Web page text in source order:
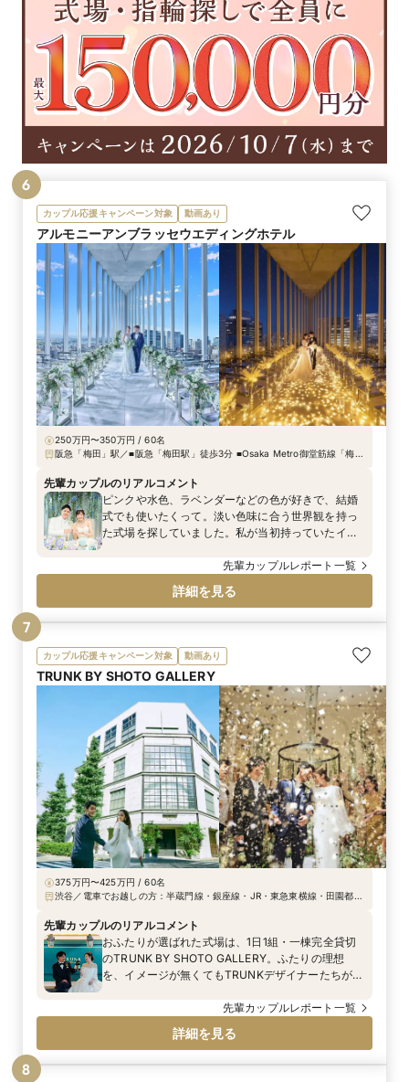
カップル応援キャンペーン対象 動画あり
アルモニーアンブラッセウエディングホテル
250万円〜350万円 / 60名
阪急「梅田」駅／■阪急「梅田駅」徒歩3分 ■Osaka Metro御堂筋線「梅田
■JR「大阪駅」徒歩7分
先輩カップルのリアルコメント
ピンクや水色、ラベンダーなどの色が好きで、結婚
式でも使いたくって。淡い色味に合う世界観を持っ
た式場を探していました。私が当初持っていたイ
と準備を進める中で“GRACE OF TEARS＝涙の恵
み”というコンセプトが出てきました。私たちが初め
て出会った日も、初めてデートをした日も、実は雨
印象だけではない雨ですが、恵みをもたらしてくれ
たり、生命の源でもあったりと、ポジティブな意味
合いもあるとプランナーさんに気づかせていただき
ました。また、今の自分たちがあるのは周りの方々
の存在あってこそ。みなさんにしっかり感謝を伝え
る結婚式にしたいという思いから、“感動の涙があふ
れる結婚式”にしよう、とコンセプトが決まりまし
た。 ペーパー類に傘のイラストを入れたり、高砂の
装花は水が滴るようなイメージにしたり。アイテム
は雨や水のイメージで統一しました。特に印象的
だったのは、カラードレスに合わせた傘のブーケで
す。装花担当の方と何度も打合せをして、作ってい
ただきました。
先輩カップルレポート一覧
詳細を見る
6
カップル応援キャンペーン対象 動画あり
TRUNK BY SHOTO GALLERY
375万円〜425万円 / 60名
渋谷／電車でお越しの方：半蔵門線・銀座線・JR・東急東横線・田園都市
化村方面5分 駐車場 近隣利用（有料）
先輩カップルのリアルコメント
おふたりが選ばれた式場は、1日1組・一棟完全貸切
のTRUNK BY SHOTO GALLERY。ふたりの理想
を、イメージが無くてもTRUNKデザイナーたちがカ
「奈良to鈴木展」という展示会をするということ 。
ルーツや、幼少期～今に至るまでをゲストの皆様に
知ってもらい、「皆様との出会いがあったからこそ
先輩カップルレポート一覧
詳細を見る
7
8